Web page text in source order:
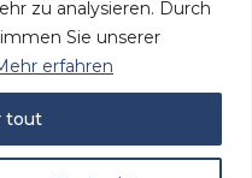
zu analysieren. Durch
Sie unserer
erfahren
tout
UNS!